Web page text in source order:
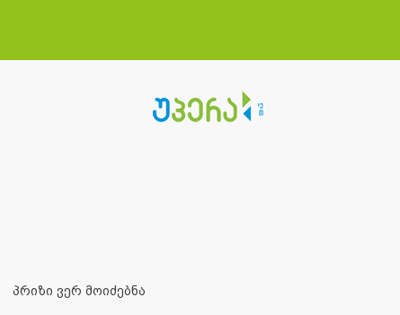
პრიზი ვერ მოიძებნა